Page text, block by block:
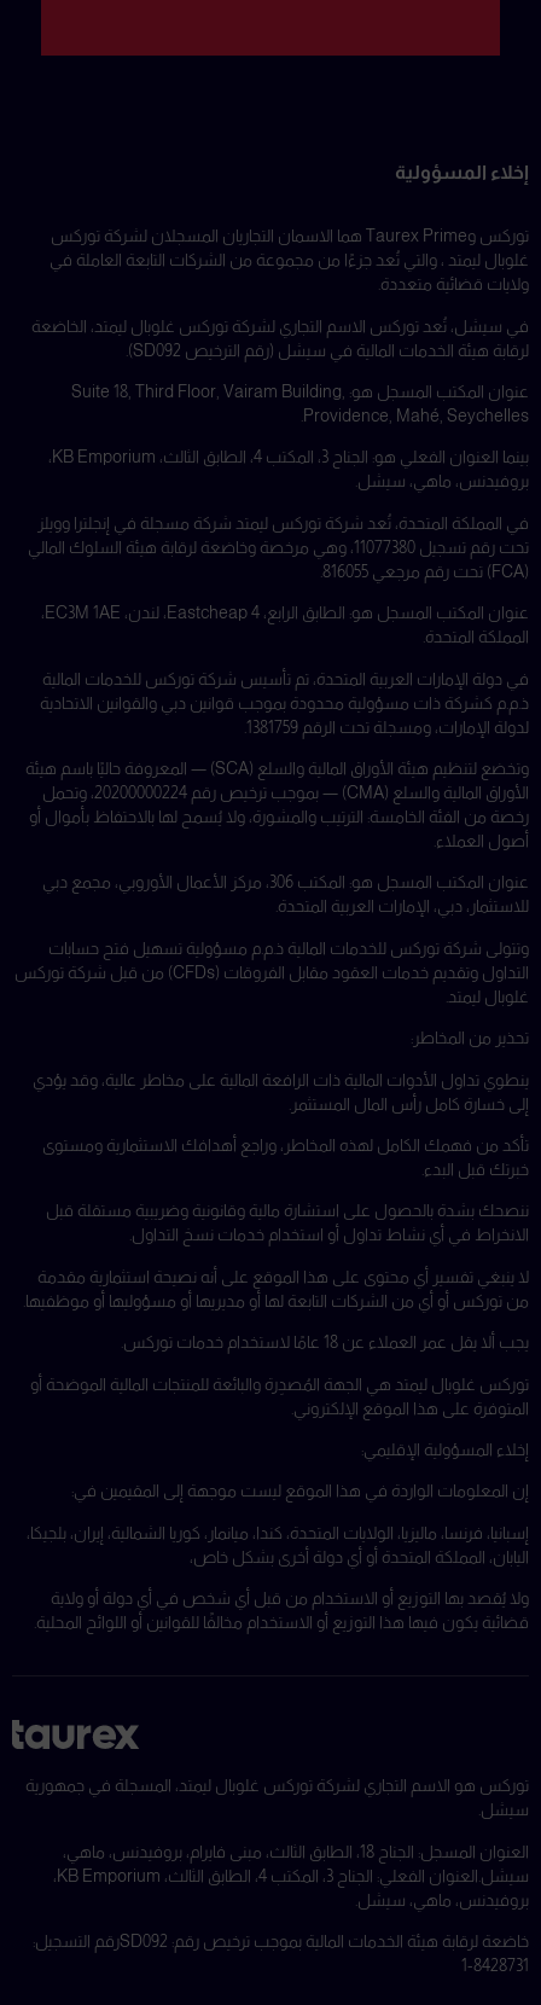
إخلاء المسؤولية
توركس وTaurex Prime هما الاسمان التجاريان المسجلان لشركة توركس
غلوبال ليمتد ، والتي تُعد جزءًا من مجموعة من الشركات التابعة العاملة في
ولايات قضائية متعددة.
في سيشل، تُعد توركس الاسم التجاري لشركة توركس غلوبال ليمتد، الخاضعة
لرقابة هيئة الخدمات المالية في سيشل (رقم الترخيص SD092).
عنوان المكتب المسجل هو: Suite 18, Third Floor, Vairam Building,
Providence, Mahé, Seychelles.
بينما العنوان الفعلي هو: الجناح 3، المكتب 4، الطابق الثالث، KB Emporium،
بروفيدنس، ماهي، سيشل.
في المملكة المتحدة، تُعد شركة توركس ليمتد شركة مسجلة في إنجلترا وويلز
تحت رقم تسجيل 11077380، وهي مرخصة وخاضعة لرقابة هيئة السلوك المالي
(FCA) تحت رقم مرجعي 816055.
عنوان المكتب المسجل هو: الطابق الرابع، 4 Eastcheap، لندن، EC3M 1AE،
المملكة المتحدة.
في دولة الإمارات العربية المتحدة، تم تأسيس شركة توركس للخدمات المالية
ذ.م.م كشركة ذات مسؤولية محدودة بموجب قوانين دبي والقوانين الاتحادية
لدولة الإمارات، ومسجلة تحت الرقم 1381759.
وتخضع لتنظيم هيئة الأوراق المالية والسلع (SCA) — المعروفة حاليًا باسم هيئة
الأوراق المالية والسلع (CMA) — بموجب ترخيص رقم 20200000224، وتحمل
رخصة من الفئة الخامسة: الترتيب والمشورة، ولا يُسمح لها بالاحتفاظ بأموال أو
أصول العملاء.
عنوان المكتب المسجل هو: المكتب 306، مركز الأعمال الأوروبي، مجمع دبي
للاستثمار، دبي، الإمارات العربية المتحدة.
وتتولى شركة توركس للخدمات المالية ذ.م.م مسؤولية تسهيل فتح حسابات
التداول وتقديم خدمات العقود مقابل الفروقات (CFDs) من قبل شركة توركس
غلوبال ليمتد.
تحذير من المخاطر:
ينطوي تداول الأدوات المالية ذات الرافعة المالية على مخاطر عالية، وقد يؤدي
إلى خسارة كامل رأس المال المستثمر.
تأكد من فهمك الكامل لهذه المخاطر، وراجع أهدافك الاستثمارية ومستوى
خبرتك قبل البدء.
ننصحك بشدة بالحصول على استشارة مالية وقانونية وضريبية مستقلة قبل
الانخراط في أي نشاط تداول أو استخدام خدمات نسخ التداول.
لا ينبغي تفسير أي محتوى على هذا الموقع على أنه نصيحة استثمارية مقدمة
من توركس أو أي من الشركات التابعة لها أو مديريها أو مسؤوليها أو موظفيها.
يجب ألا يقل عمر العملاء عن 18 عامًا لاستخدام خدمات توركس.
توركس غلوبال ليمتد هي الجهة المُصدِرة والبائعة للمنتجات المالية الموضحة أو
المتوفرة على هذا الموقع الإلكتروني.
إخلاء المسؤولية الإقليمي:
إن المعلومات الواردة في هذا الموقع ليست موجهة إلى المقيمين في:
إسبانيا، فرنسا، ماليزيا، الولايات المتحدة، كندا، ميانمار، كوريا الشمالية، إيران، بلجيكا،
اليابان، المملكة المتحدة أو أي دولة أخرى بشكل خاص،
ولا يُقصد بها التوزيع أو الاستخدام من قبل أي شخص في أي دولة أو ولاية
قضائية يكون فيها هذا التوزيع أو الاستخدام مخالفًا للقوانين أو اللوائح المحلية.
توركس هو الاسم التجاري لشركة توركس غلوبال ليمتد، المسجلة في جمهورية
سيشل.
العنوان المسجل: الجناح 18، الطابق الثالث، مبنى فايرام، بروفيدنس، ماهي،
سيشل.
العنوان الفعلي: الجناح 3، المكتب 4، الطابق الثالث، KB Emporium،
بروفيدنس، ماهي، سيشل.
خاضعة لرقابة هيئة الخدمات المالية بموجب ترخيص رقم: SD092
رقم التسجيل:
8428731-1